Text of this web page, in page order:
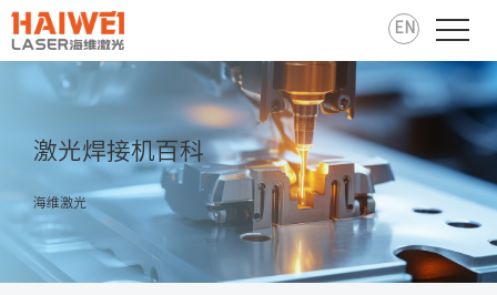
EN
激光焊接机百科
海维激光